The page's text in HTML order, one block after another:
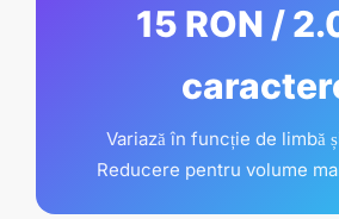
15 RON /
Variază în funcție de limbă
Reducere pentru volume